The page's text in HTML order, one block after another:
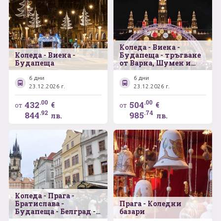
Коледа - Виена -
Будапеща
6 дни
23.12.2026 г.
от 432.00 €
844.92 лв.
Коледа - Виена -
Будапеща - тръгване
от Варна, Шумен и
Велико Търново
6 дни
23.12.2026 г.
от 504.00 €
985.74 лв.
Коледа - Прага -
Братислава -
Будапеща - Белград -
Прага - Коледни
базари